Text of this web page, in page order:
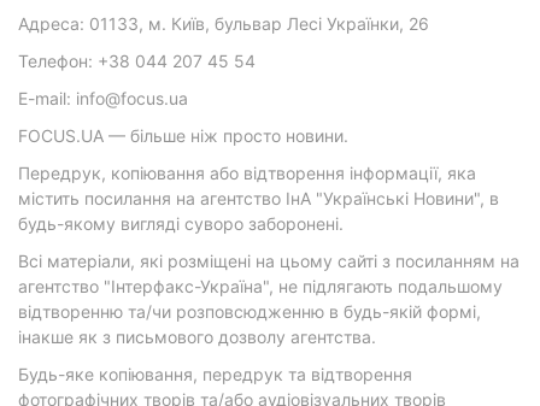
Адреса: 01133, м. Київ, бульвар Лесі Українки, 26
Телефон: +38 044 207 45 54
E-mail: info@focus.ua
FOCUS.UA — більше ніж просто новини.
Передрук, копіювання або відтворення інформації, яка
містить посилання на агентство ІнА "Українські Новини", в
будь-якому вигляді суворо заборонені.
Всі матеріали, які розміщені на цьому сайті з посиланням на
агентство "Інтерфакс-Україна", не підлягають подальшому
відтворенню та/чи розповсюдженню в будь-якій формі,
інакше як з письмового дозволу агентства.
Будь-яке копіювання, передрук та відтворення
фотографічних творів та/або аудіовізуальних творів